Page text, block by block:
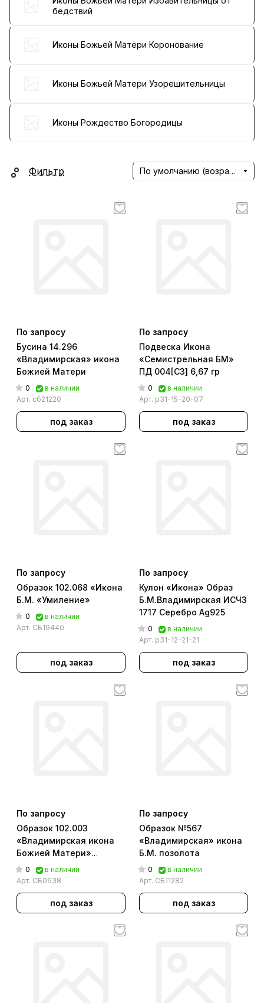
бедствий
Иконы Божьей Матери Коронование
Иконы Божьей Матери Узорешительницы
Иконы Рождество Богородицы
Фильтр По умолчанию (возрастание)
По запросу
Бусина 14.296
«Владимирская» икона
Божией Матери
0
в наличии
Арт. сб21220
под заказ
По запросу
Подвеска Икона
«Семистрельная БМ»
ПД 004[СЗ] 6,67 гр
0
в наличии
Арт. р31-15-20-07
под заказ
По запросу
Образок 102.068 «Икона
Б.М. «Умиление»
0
в наличии
Арт. СБ19440
под заказ
По запросу
Кулон «Икона» Образ
Б.М.Владимирская ИСЧЗ
1717 Серебро Ag925
0
в наличии
Арт. р31-12-21-21
под заказ
По запросу
Образок 102.003
«Владимирская икона
Божией Матери»
[Акимов]
0
в наличии
Арт. СБ0638
под заказ
По запросу
Образок №567
«Владимирская» икона
Б.М. позолота
0
в наличии
Арт. СБ11282
под заказ